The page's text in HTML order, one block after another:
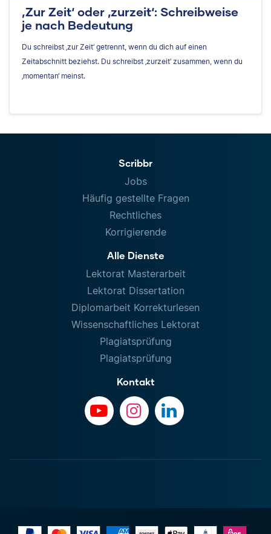
‚Zur Zeit‘ oder ‚zurzeit‘: Schreibweise
je nach Bedeutung
Du schreibst ‚zur Zeit‘ getrennt, wenn du dich auf einen
Zeitabschnitt beziehst. Du schreibst ‚zurzeit‘ zusammen, wenn du
‚momentan‘ meinst.
Scribbr
Jobs
Häufig gestellte Fragen
Rechtliches
Korrigierende
Alle Dienste
Lektorat Masterarbeit
Lektorat Dissertation
Diplomarbeit Korrekturlesen
Wissenschaftliches Lektorat
Plagiatsprüfung
Plagiatsprüfung
Kontakt